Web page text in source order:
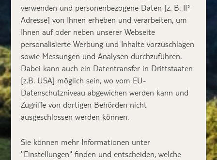
verwenden und personenbezogene Daten [z. B. IP-
Adresse] von Ihnen erheben und verarbeiten, um
Ihnen auf oder neben unserer Webseite
personalisierte Werbung und Inhalte vorzuschlagen
sowie Messungen und Analysen durchzuführen.
Dabei kann auch ein Datentransfer in Drittstaaten
[z.B. USA] möglich sein, wo vom EU-
Datenschutzniveau abgewichen werden kann und
Zugriffe von dortigen Behörden nicht
ausgeschlossen werden können.
Sie können mehr Informationen unter
"Einstellungen" finden und entscheiden, welche